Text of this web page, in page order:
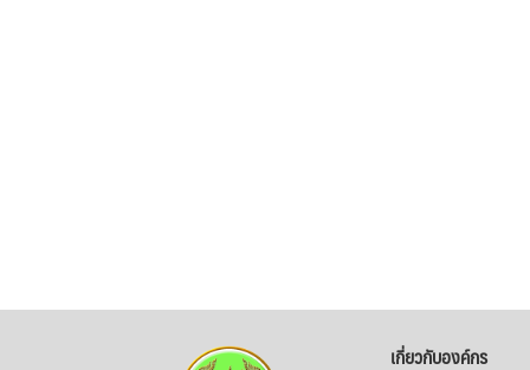
เกี่ยวกับองค์กร